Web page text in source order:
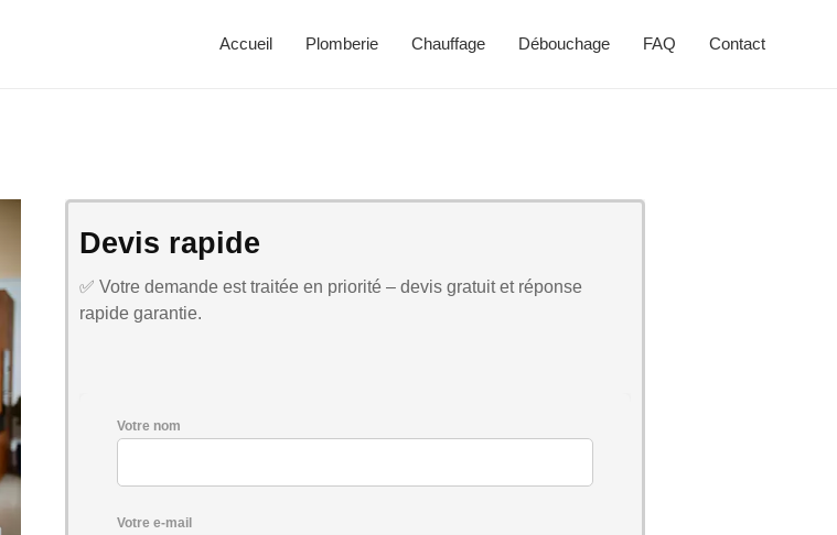
Accueil Plomberie Chauffage Débouchage FAQ Contact
Devis rapide
✅ Votre demande est traitée en priorité – devis gratuit et réponse
rapide garantie.
Votre nom
Votre e-mail